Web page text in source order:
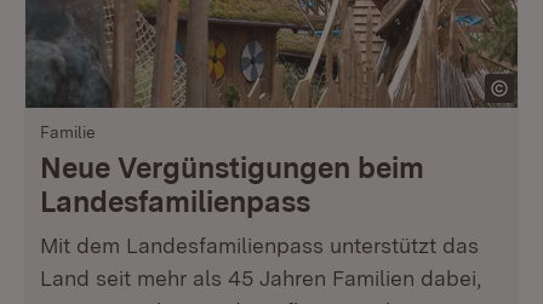
Familie
Neue Vergünstigungen beim
Landesfamilienpass
Mit dem Landesfamilienpass unterstützt das
Land seit mehr als 45 Jahren Familien dabei,